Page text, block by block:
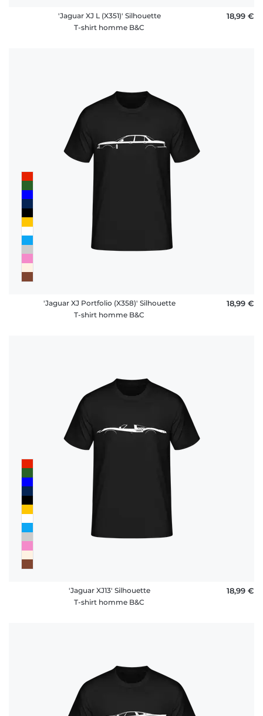
'Jaguar XJ L (X351)' Silhouette
T-shirt homme B&C
18,99 €
'Jaguar XJ Portfolio (X358)' Silhouette
T-shirt homme B&C
18,99 €
'Jaguar XJ13' Silhouette
T-shirt homme B&C
18,99 €